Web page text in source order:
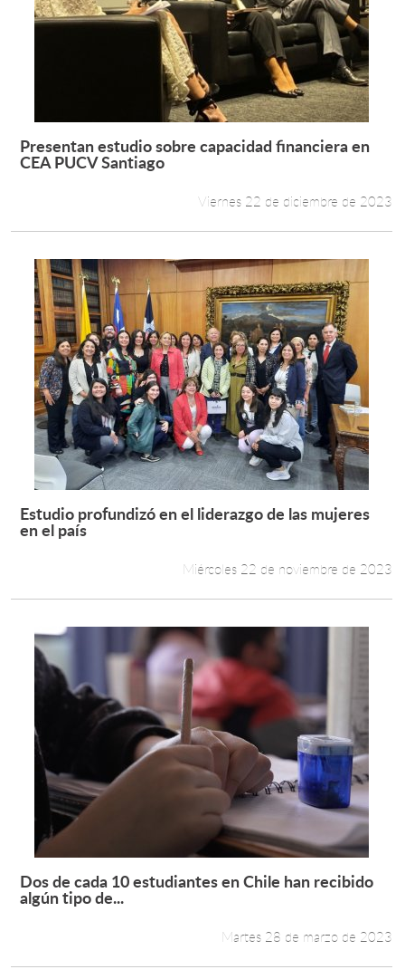
Leer más +
Presentan estudio sobre capacidad financiera en
CEA PUCV Santiago
Viernes 22 de diciembre de 2023
Leer más +
Estudio profundizó en el liderazgo de las mujeres
en el país
Miércoles 22 de noviembre de 2023
Leer más +
Dos de cada 10 estudiantes en Chile han recibido
algún tipo de...
Martes 28 de marzo de 2023